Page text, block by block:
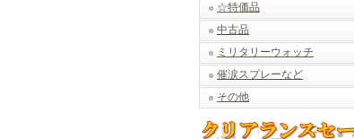
☆特価品
中古品
ミリタリーウォッチ
催涙スプレーなど
その他